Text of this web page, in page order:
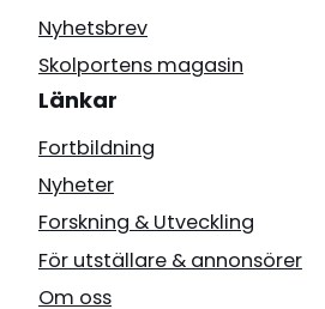
Nyhetsbrev
Skolportens magasin
Länkar
Fortbildning
Nyheter
Forskning & Utveckling
För utställare & annonsörer
Om oss